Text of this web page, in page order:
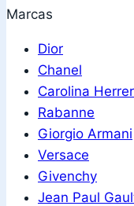
Marcas
Dior
Chanel
Carolina
Rabanne
Giorgio Armani
Versace
Givenchy
Jean Paul